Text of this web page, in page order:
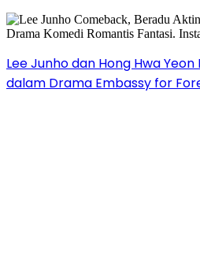
Lee Junho dan Hong Hwa
dalam Drama Embassy for